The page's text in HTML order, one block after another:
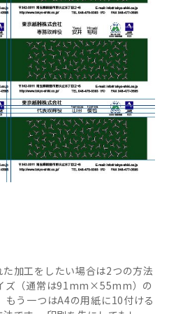
加工をしたい場合は2つの方法
ズ（通常は91mm×55mm）の
もう一つはA4の用紙に10付ける